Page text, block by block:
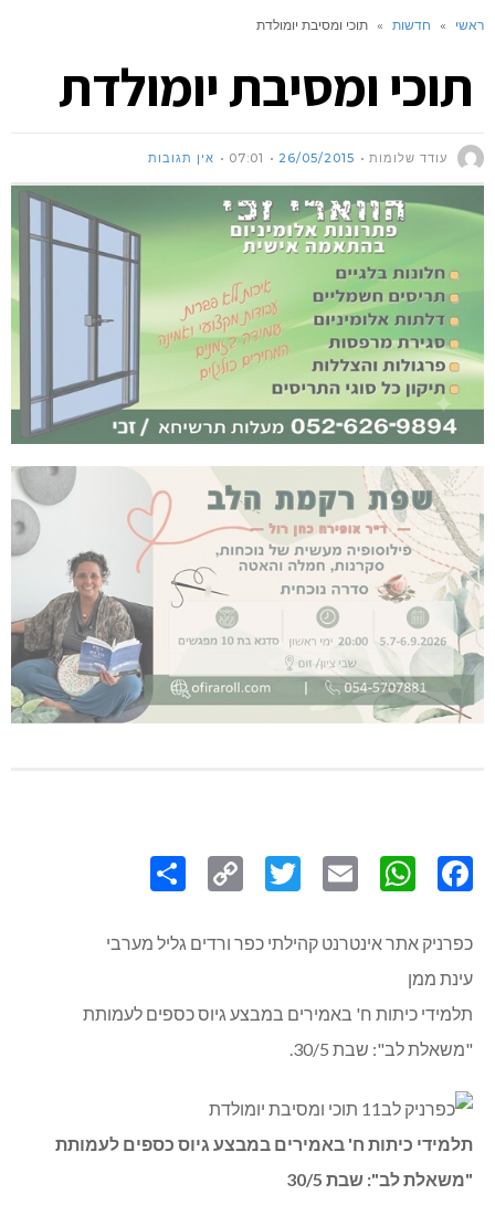
ראשי » חדשות » תוכי ומסיבת יומולדת
תוכי ומסיבת יומולדת
עודד שלומות 26/05/2015
07:01 אין תגובות
Link
כפרניק אתר אינטרנט קהילתי כפר ורדים גליל מערבי
עינת ממן
תלמידי כיתות ח' באמירים במבצע גיוס כספים לעמותת
"משאלת לב": שבת 30/5.
תלמידי כיתות ח' באמירים במבצע גיוס כספים לעמותת
"משאלת לב": שבת 30/5